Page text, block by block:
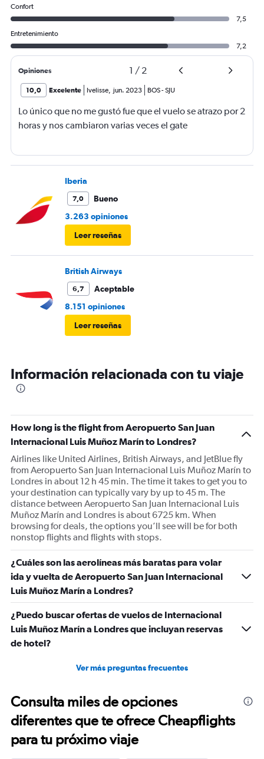
Confort
7,5
Entretenimiento
7,2
Opiniones 1 / 2
10,0 Excelente Ivelisse jun. 2023 BOS-SJU
Lo único que no me gustó fue que el vuelo se atrazo por 2
horas y nos cambiaron varias veces el gate
Iberia
7,0
Bueno
3.263 opiniones
Leer reseñas
British Airways
6,7
Aceptable
8.151 opiniones
Leer reseñas
Información relacionada con tu viaje
How long is the flight from Aeropuerto San Juan
Internacional Luis Muñoz Marín to Londres?
Airlines like United Airlines, British Airways, and JetBlue fly
from Aeropuerto San Juan Internacional Luis Muñoz Marín to
Londres in about 12 h 45 min. The time it takes to get you to
your destination can typically vary by up to 45 m. The
distance between Aeropuerto San Juan Internacional Luis
Muñoz Marín and Londres is about 6725 km. When
browsing for deals, the options you’ll see will be for both
nonstop flights and flights with stops.
¿Cuáles son las aerolíneas más baratas para volar
ida y vuelta de Aeropuerto San Juan Internacional
Luis Muñoz Marín a Londres?
¿Puedo buscar ofertas de vuelos de Internacional
Luis Muñoz Marín a Londres que incluyan reservas
de hotel?
Ver más preguntas frecuentes
Consulta miles de opciones
diferentes que te ofrece Cheapflights
para tu próximo viaje